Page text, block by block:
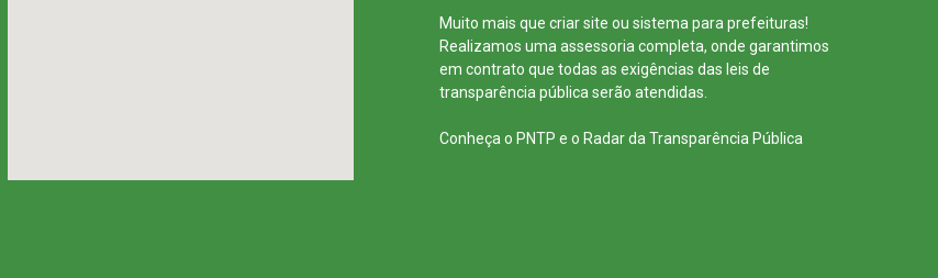
Muito mais que criar site ou sistema para prefeituras!
Realizamos uma assessoria completa, onde garantimos
em contrato que todas as exigências das leis de
transparência pública serão atendidas.
Conheça o PNTP e o Radar da Transparência Pública